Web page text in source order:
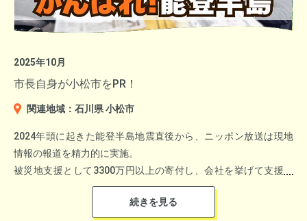
▼4月11日のプレキャンペーンの「オープニングイベント」
パーソナリティはお笑いコンビ相席スタートの山添寛。
ゲストにはタレントの風吹ケイが出演し、軽快なトークを展開。
さらに、KEIRINグランプリ出場経験のあるレジェンド選手
トップレースならではの迫力や競輪の奥深さを伝えました。
静岡県沼津市 鈴木 智博さん
沼津市 政策企画課 移住定住推進室 浅野 元紀さん
分散型ホテルが地元のネットワークを生み、限界集落という地域
の課題を解決するフロンティアに立っていることが評価されまし
についてアピール。リニューアルオープンした「ぐんまフラワー
パークプラス」や「TUMOぐんま」も紹介。
聴いていて楽しみながら群馬を知ることが出来る中身の濃い2時
2025年10月
市長自身が小松市をPR！
関連地域：石川県 小松市
2024年頭に起きた能登半島地震直後から、ニッポン放送は現地
情報の報道を精力的に実施。
被災地支援として3300万円以上の寄付し、会社を挙げて支援し
1年後の2025年1月1日石川県輪島市から生放送された「飯田浩司